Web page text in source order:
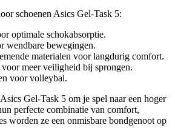
schoenen Asics Gel-Task 5:
optimale schokabsorptie.
wendbare bewegingen.
materialen voor langdurig comfort.
voor meer veiligheid bij sprongen.
voor volleybal.
Gel-Task 5 om je spel naar een hoger
perfecte combinatie van comfort,
worden ze een onmisbare bondgenoot op